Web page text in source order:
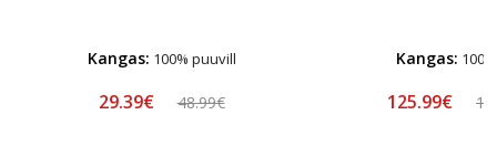
Kangas: 100% puuvill
29.39€ 48.99€
Kangas:
125.99€